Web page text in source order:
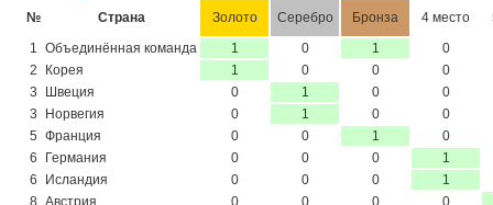
№ Страна Золото Серебро Бронза 4 место
1 Объединённая команда 1 0 1
0
2
Корея 1 0 0
0
3
Швеция 0 1 0
0
3
Норвегия 0 1 0
0
5 Франция 0 0 1
0
6
Германия 0 0 0
1
6
Исландия 0 0 0
1
8 Австрия 0 0 0
0